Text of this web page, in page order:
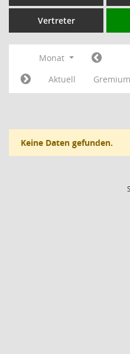
Vertreter
Monat
Aktuell
Keine Daten gefunden.